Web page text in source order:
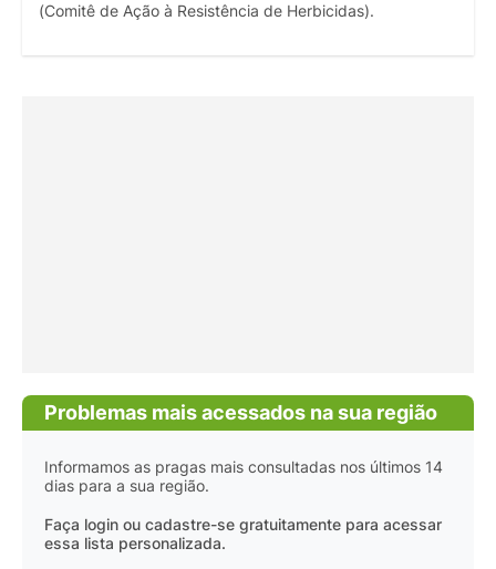
(Comitê de Ação à Resistência de Herbicidas).
Problemas mais acessados na sua região
Informamos as pragas mais consultadas nos últimos 14
dias para a sua região.
Faça login ou cadastre-se gratuitamente para acessar
essa lista personalizada.